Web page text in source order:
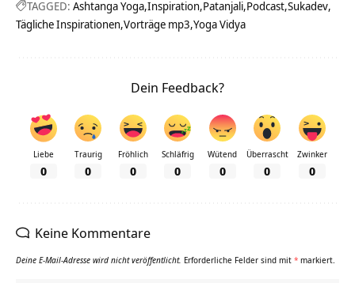
TAGGED: Ashtanga Yoga Inspiration Patanjali Podcast Sukadev
Tägliche Inspirationen Vorträge mp3 Yoga Vidya
Dein Feedback?
Liebe
0
Traurig
0
Fröhlich
0
Schläfrig
0
Wütend
0
Überrascht
0
Zwinker
0
Keine Kommentare
Deine E-Mail-Adresse wird nicht veröffentlicht. Erforderliche Felder sind mit * markiert.